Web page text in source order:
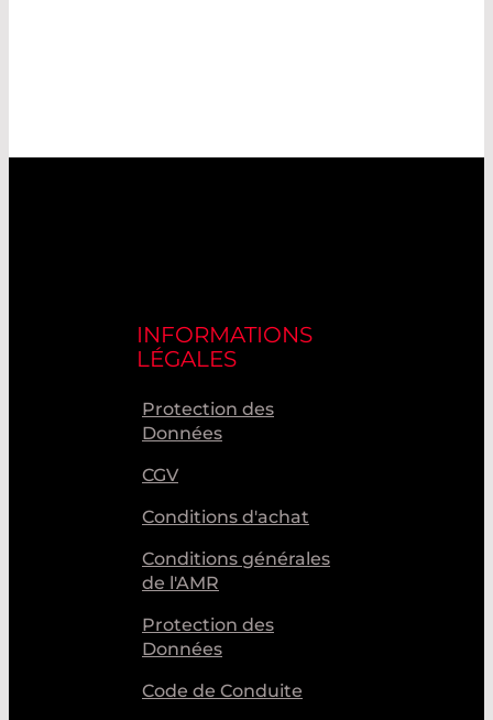
INFORMATIONS
LÉGALES
Protection des
Données
CGV
Conditions d'achat
Conditions générales
de l'AMR
Protection des
Données
Code de Conduite